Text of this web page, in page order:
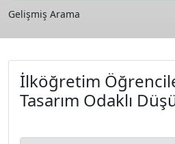
Gelişmiş Arama
İlköğretim
Tasarım Odaklı